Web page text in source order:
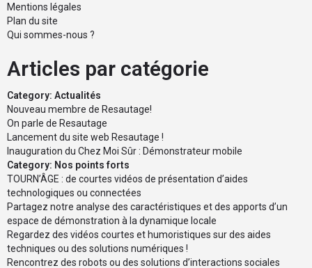
Mentions légales
Plan du site
Qui sommes-nous ?
Articles par catégorie
Category: Actualités
Nouveau membre de Resautage!
On parle de Resautage
Lancement du site web Resautage !
Inauguration du Chez Moi Sûr : Démonstrateur mobile
Category: Nos points forts
TOURN’ÂGE : de courtes vidéos de présentation d’aides
technologiques ou connectées
Partagez notre analyse des caractéristiques et des apports d’un
espace de démonstration à la dynamique locale
Regardez des vidéos courtes et humoristiques sur des aides
techniques ou des solutions numériques !
Rencontrez des robots ou des solutions d’interactions sociales